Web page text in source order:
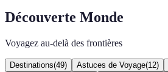
Découverte Monde
Voyagez au-delà des frontières
Destinations(49) Astuces de Voyage(12)